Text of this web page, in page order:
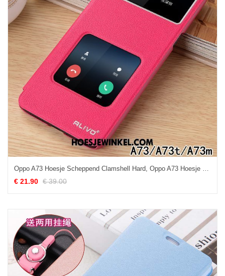
Oppo A73 Hoesje Scheppend Clamshell Hard, Oppo A73 Hoesje Leren Etui Bescherming
€ 21.90 € 39.00